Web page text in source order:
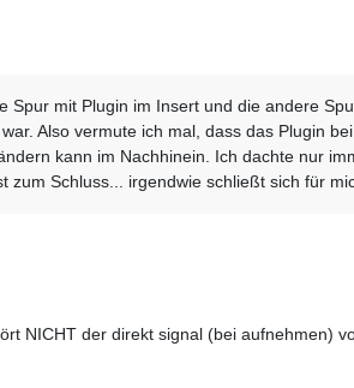
mit Plugin im Insert und die andere
Also vermute ich mal, dass das Plugin
kann im Nachhinein. Ich dachte nur
Schluss... irgendwie schließt sich für
NICHT der direkt signal (bei aufnehmen)